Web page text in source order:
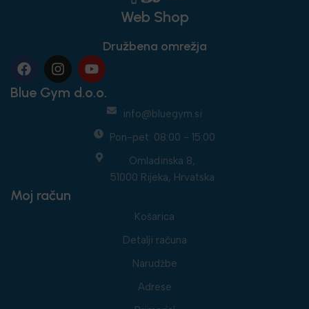
Web Shop
Družbena omrežja
Blue Gym d.o.o.
info@bluegym.si
Pon-pet: 08:00 - 15:00
Omladinska 8,
51000 Rijeka, Hrvatska
Moj račun
Košarica
Detalji računa
Narudžbe
Adrese